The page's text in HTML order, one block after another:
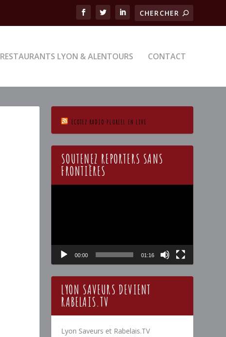
RESTAURANTS LYON & ALENTOURS CONTACT
ECOTEZ RADIO PLURIEL EN LIVE
SOUTENEZ REPORTERS SANS
FRONTIÈRES
00:00 01:16
LYON SAVEURS DEVIENT
RABELAIS.TV
Lyon Saveurs et Rabelais.TV